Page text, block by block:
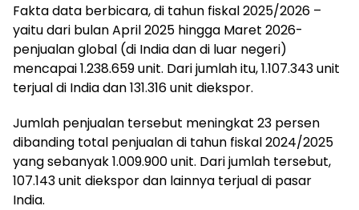
Fakta data berbicara, di tahun fiskal 2025/2026 –
yaitu dari bulan April 2025 hingga Maret 2026-
penjualan global (di India dan di luar negeri)
mencapai 1.238.659 unit. Dari jumlah itu, 1.107.343 unit
terjual di India dan 131.316 unit diekspor.
Jumlah penjualan tersebut meningkat 23 persen
dibanding total penjualan di tahun fiskal 2024/2025
yang sebanyak 1.009.900 unit. Dari jumlah tersebut,
107.143 unit diekspor dan lainnya terjual di pasar
India.